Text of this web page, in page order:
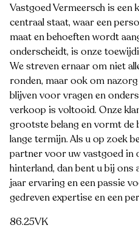
Vastgoed Vermeersch is een
centraal staat, waar een
maat en behoeften wordt
onderscheidt, is onze
We streven ernaar om niet
ronden, maar ook om
blijven voor vragen en
verkoop is voltooid. Onze
grootste belang en vormt de
lange termijn. Als u op zoek
partner voor uw vastgoed in
hinterland, dan bent u bij ons
jaar ervaring en een passie
gedreven expertise en een
86.25VK